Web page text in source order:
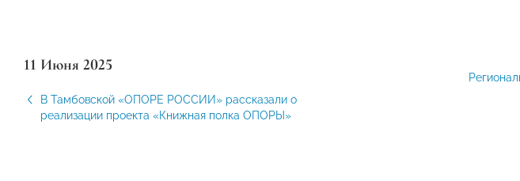
11 Июня 2025
В Тамбовской «ОПОРЕ РОССИИ» рассказали о
реализации проекта «Книжная полка ОПОРЫ»